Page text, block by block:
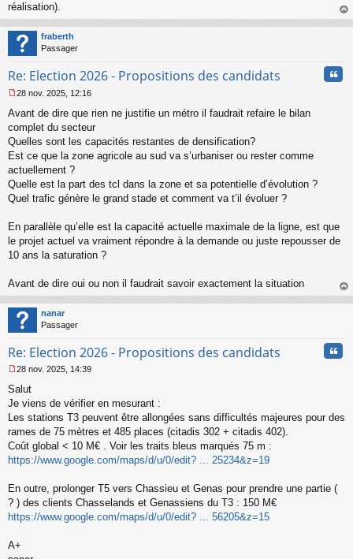
réalisation).
au
fraberth
Passager
Re: Election 2026 - Propositions des candidats
e
s
g
e
n
o
u
28 nov. 2025, 12:16
Avant de dire que rien ne justifie un métro il faudrait refaire le bilan
complet du secteur
Quelles sont les capacités restantes de densification?
Est ce que la zone agricole au sud va s’urbaniser ou rester comme
actuellement ?
Quelle est la part des tcl dans la zone et sa potentielle d’évolution ?
Quel trafic génère le grand stade et comment va t’il évoluer ?
En parallèle qu’elle est la capacité actuelle maximale de la ligne, est que
le projet actuel va vraiment répondre à la demande ou juste repousser de
10 ans la saturation ?
Avant de dire oui ou non il faudrait savoir exactement la situation
au
nanar
Passager
Re: Election 2026 - Propositions des candidats
e
s
g
e
n
u
28 nov. 2025, 14:39
Salut
Je viens de vérifier en mesurant :
Les stations T3 peuvent être allongées sans difficultés majeures pour des
rames de 75 mètres et 485 places (citadis 302 + citadis 402).
Coût global < 10 M€ . Voir les traits bleus marqués 75 m :
https://www.google.com/maps/d/u/0/edit? ... 25234&z=19
En outre, prolonger T5 vers Chassieu et Genas pour prendre une partie (
? ) des clients Chasselands et Genassiens du T3 : 150 M€
https://www.google.com/maps/d/u/0/edit? ... 56205&z=15
A+